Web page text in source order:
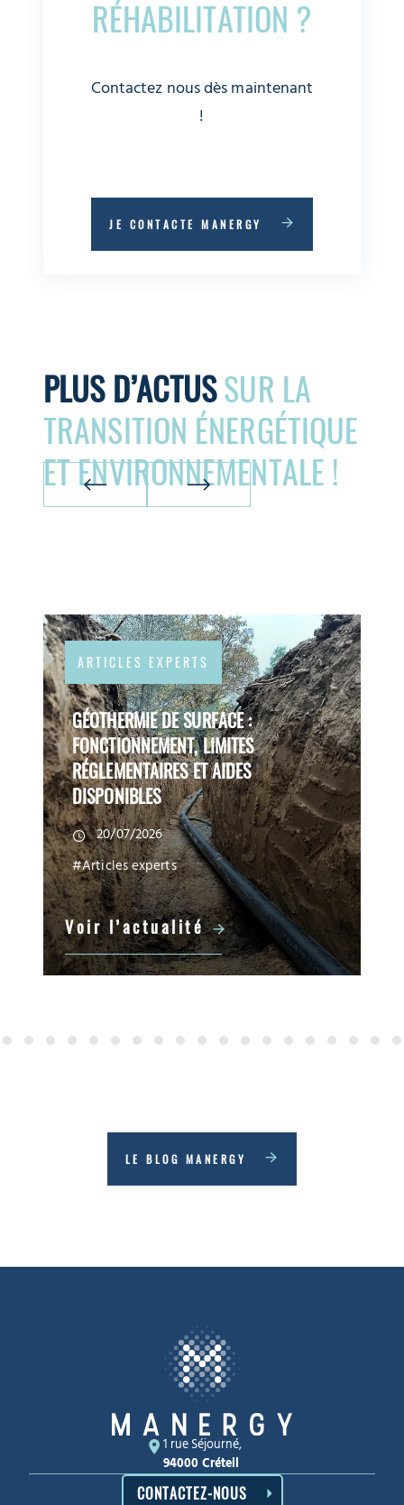
RÉHABILITATION ?
Contactez nous dès maintenant
!
JE CONTACTE MANERGY
PLUSD’ACTUSSUR LA
TRANSITION ÉNERGÉTIQUE
ET ENVIRONNEMENTALE !
ARTICLES EXPERTS
GÉOTHERMIE DE SURFACE :
FONCTIONNEMENT, LIMITES
RÉGLEMENTAIRES ET AIDES
DISPONIBLES
20/07/2026
#Articles experts
Voir l’actualité
LE BLOG MANERGY
1 rue Séjourné,
94000 Créteil
CONTACTEZ-NOUS